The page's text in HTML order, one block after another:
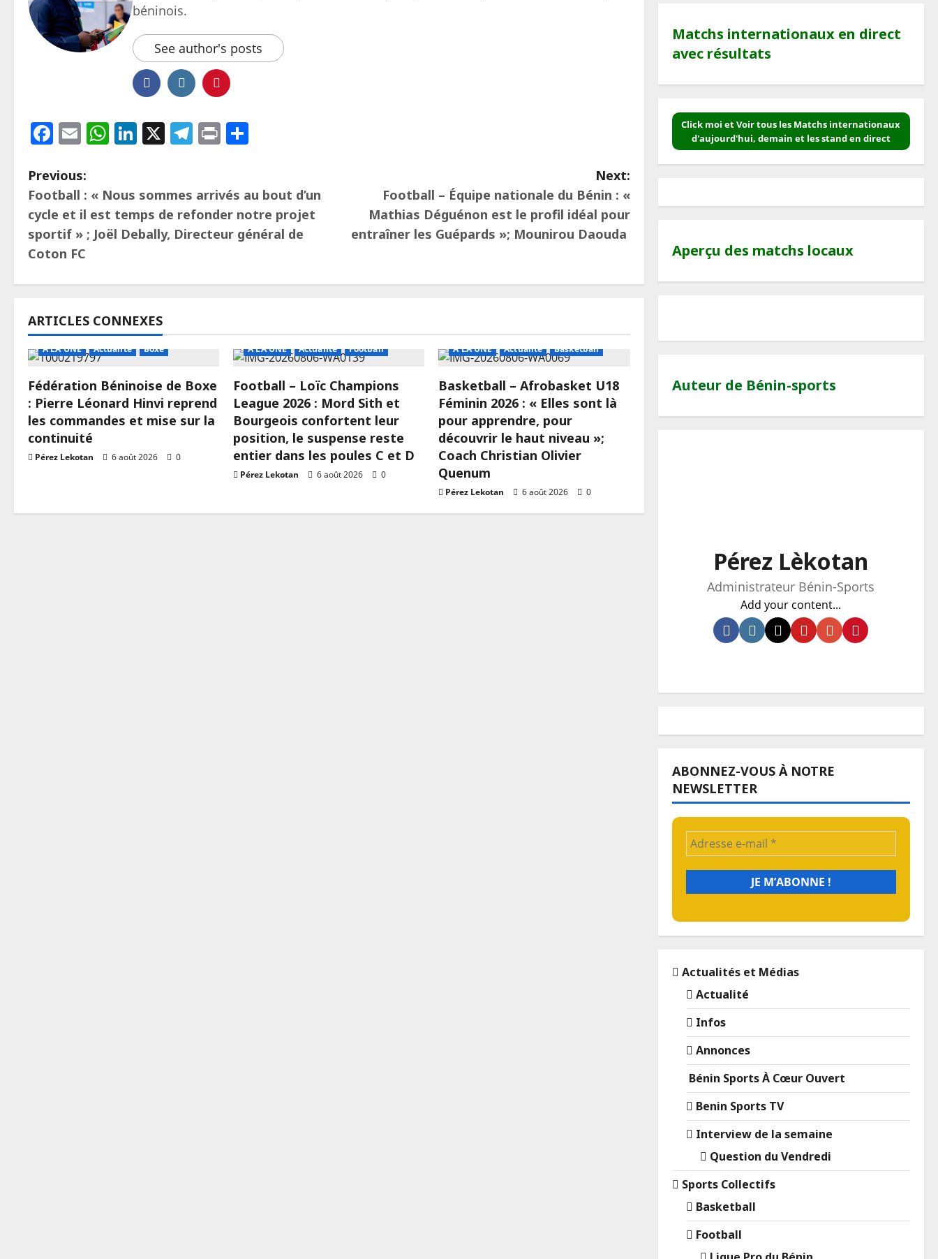
béninois.
See author's posts
Facebook
EmailWhatsApp
LinkedIn
X Telegram
Print
Previous:
Football : « Nous sommes arrivés au bout d’un
cycle et il est temps de refonder notre projet
sportif » ; Joël Debally, Directeur général de
Coton FC
Next:
Football – Équipe nationale du Bénin : «
Mathias Déguénon est le profil idéal pour
entraîner les Guépards »; Mounirou Daouda
ARTICLES CONNEXES
A LA UNE Actualité Boxe
Fédération Béninoise de Boxe
: Pierre Léonard Hinvi reprend
les commandes et mise sur la
continuité
Pérez Lekotan 6 août 2026 0
A LA UNE Actualité Football
Football – Loïc Champions
League 2026 : Mord Sith et
Bourgeois confortent leur
position, le suspense reste
entier dans les poules C et D
Pérez Lekotan 6 août 2026 0
A LA UNE Actualité Basketball
Basketball – Afrobasket U18
Féminin 2026 : « Elles sont là
pour apprendre, pour
découvrir le haut niveau »;
Coach Christian Olivier
Quenum
Pérez Lekotan 6 août 2026 0
Matchs internationaux en direct
avec résultats
Click moi et Voir tous les Matchs internationaux
d'aujourd'hui, demain et les stand en direct
Aperçu des matchs locaux
Auteur de Bénin-sports
Pérez Lèkotan
Administrateur Bénin-Sports
Add your content...
ABONNEZ-VOUS À NOTRE
NEWSLETTER
Actualités et Médias
Actualité
Infos
Annonces
Bénin Sports À Cœur Ouvert
Benin Sports TV
Interview de la semaine
Question du Vendredi
Sports Collectifs
Basketball
Football